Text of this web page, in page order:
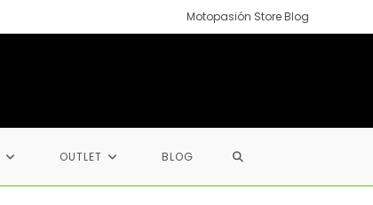
Motopasión Store Blog
OUTLET BLOG ALTERNAR